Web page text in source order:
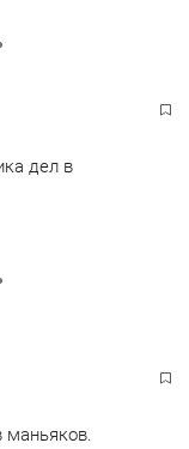
дел в
маньяков.